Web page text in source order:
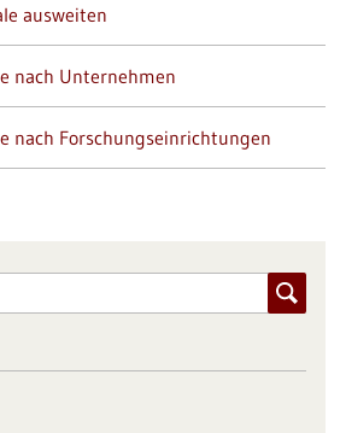
ausweiten
nach Unternehmen
nach Forschungseinrichtungen